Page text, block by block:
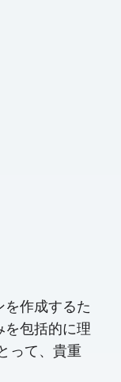
作成するた
を包括的に理
って、貴重